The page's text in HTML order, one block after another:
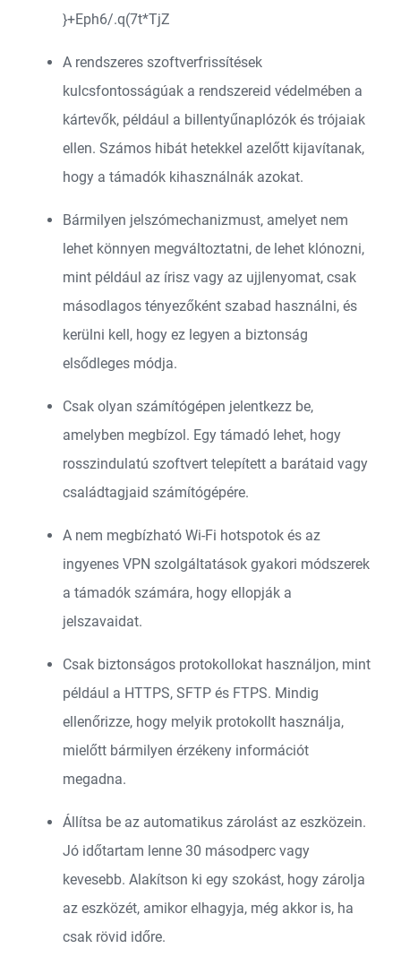
}+Eph6/.q(7t*TjZ
A rendszeres szoftverfrissítések
kulcsfontosságúak a rendszereid védelmében a
kártevők, például a billentyűnaplózók és trójaiak
ellen. Számos hibát hetekkel azelőtt kijavítanak,
hogy a támadók kihasználnák azokat.
Bármilyen jelszómechanizmust, amelyet nem
lehet könnyen megváltoztatni, de lehet klónozni,
mint például az írisz vagy az ujjlenyomat, csak
másodlagos tényezőként szabad használni, és
kerülni kell, hogy ez legyen a biztonság
elsődleges módja.
Csak olyan számítógépen jelentkezz be,
amelyben megbízol. Egy támadó lehet, hogy
rosszindulatú szoftvert telepített a barátaid vagy
családtagjaid számítógépére.
A nem megbízható Wi-Fi hotspotok és az
ingyenes VPN szolgáltatások gyakori módszerek
a támadók számára, hogy ellopják a
jelszavaidat.
Csak biztonságos protokollokat használjon, mint
például a HTTPS, SFTP és FTPS. Mindig
ellenőrizze, hogy melyik protokollt használja,
mielőtt bármilyen érzékeny információt
megadna.
Állítsa be az automatikus zárolást az eszközein.
Jó időtartam lenne 30 másodperc vagy
kevesebb. Alakítson ki egy szokást, hogy zárolja
az eszközét, amikor elhagyja, még akkor is, ha
csak rövid időre.